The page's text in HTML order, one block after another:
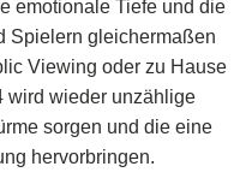
emotionale Tiefe und die
Spielern gleichermaßen
Viewing oder zu Hause
wird wieder unzählige
sorgen und die eine
hervorbringen.